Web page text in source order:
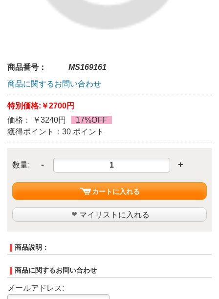
商品番号：
MS169161
商品に関するお問い合わせ
特別価格: ￥2700円
価格： ￥3240円
17%OFF
獲得ポイント：30 ポイント
数量: - +
カートに入れる
マイリストに入れる
商品説明：
商品に関するお問い合わせ
メールアドレス: